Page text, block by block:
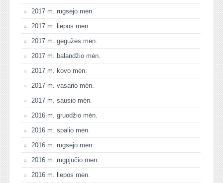
2017 m. rugsėjo mėn.
2017 m. liepos mėn.
2017 m. gegužės mėn.
2017 m. balandžio mėn.
2017 m. kovo mėn.
2017 m. vasario mėn.
2017 m. sausio mėn.
2016 m. gruodžio mėn.
2016 m. spalio mėn.
2016 m. rugsėjo mėn.
2016 m. rugpjūčio mėn.
2016 m. liepos mėn.